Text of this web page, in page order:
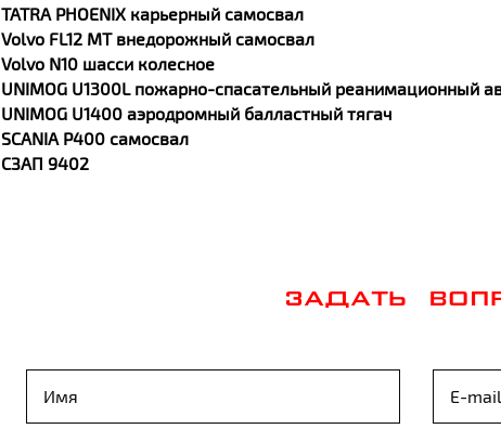
TATRA PHOENIX карьерный самосвал
Volvo FL12 MT внедорожный самосвал
Volvo N10 шасси колесное
UNIMOG U1300L пожарно-спасательный реанимационный
UNIMOG U1400 аэродромный балластный тягач
SCANIA P400 самосвал
СЗАП 9402
ЗАДАТЬ